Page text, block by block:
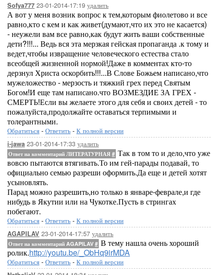
Sofya777 23-01-2014-17:19 удалить
А вот у меня возник вопрос к тем,которым фиолетово и все
равно,кто с кем и как живет(думают,что их это не касается)
- неужели вам все равно,как будут жить ваши собственные
дети?!!!... Ведь вся эта мерзкая гейская пропаганда .к тому и
ведет,чтобы извращение человеческого естества стало
всеобщей жизненной нормой!Даже в комментах кто-то
дерзнул Христа оскорбить!!!...В Слове Божьем написано,что
мужеложество - мерзость и тяжкий грех перед Святым
Богом!И еще там написано.что ВОЗМЕЗДИЕ ЗА ГРЕХ -
СМЕРТЬ!Если вы желаете этого для себя и своих детей - то
пожалуйста,продолжайте оставаться терпимыми и
толерантными.
Обратиться - Ответить - К полной версии
i-jawa 23-01-2014-17:33 удалить
Ответ на комментарий ЛИТЕРАТУРНАЯ # Так в том то и дело,что уже
вовсю пытаются втягивать.То им гей-парады подавай, то
официально семью разреши оформить.Да еще и детей хотят
усыновлять.
Парад можно разрешить,но только в январе-феврале,и где
нибудь в Якутии или на Чукотке.Пусть в стрингах
побегают.
Обратиться - Ответить - К полной версии
AGAPILAV 23-01-2014-17:57 удалить
Ответ на комментарий AGAPILAV # В тему нашла очень хороший
ролик.http://youtu.be/_ObHq9irMDA
Обратиться - Ответить - К полной версии